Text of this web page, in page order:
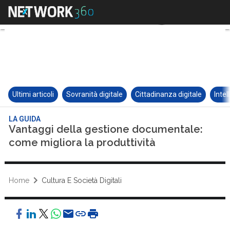
Ultimi articoli Sovranità digitale Cittadinanza digitale
LA GUIDA
Vantaggi della gestione documentale:
come migliora la produttività
Home Cultura E Società Digitali